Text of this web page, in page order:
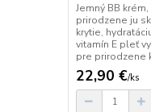
Jemný BB
prirodzene ju
krytie,
vitamín E pleť
pre prirodzene
22,90 €/ks